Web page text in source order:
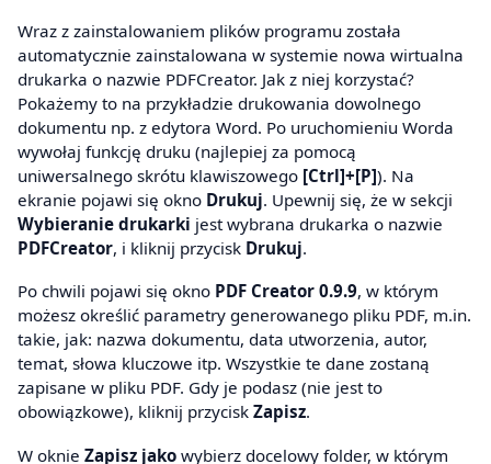
Wraz z zainstalowaniem plików programu została
automatycznie zainstalowana w systemie nowa wirtualna
drukarka o nazwie PDFCreator. Jak z niej korzystać?
Pokażemy to na przykładzie drukowania dowolnego
dokumentu np. z edytora Word. Po uruchomieniu Worda
wywołaj funkcję druku (najlepiej za pomocą
uniwersalnego skrótu klawiszowego [Ctrl]+[P]). Na
ekranie pojawi się okno Drukuj. Upewnij się, że w sekcji
Wybieranie drukarki jest wybrana drukarka o nazwie
PDFCreator, i kliknij przycisk Drukuj.
Po chwili pojawi się okno PDF Creator 0.9.9, w którym
możesz określić parametry generowanego pliku PDF, m.in.
takie, jak: nazwa dokumentu, data utworzenia, autor,
temat, słowa kluczowe itp. Wszystkie te dane zostaną
zapisane w pliku PDF. Gdy je podasz (nie jest to
obowiązkowe), kliknij przycisk Zapisz.
W oknie Zapisz jako wybierz docelowy folder, w którym